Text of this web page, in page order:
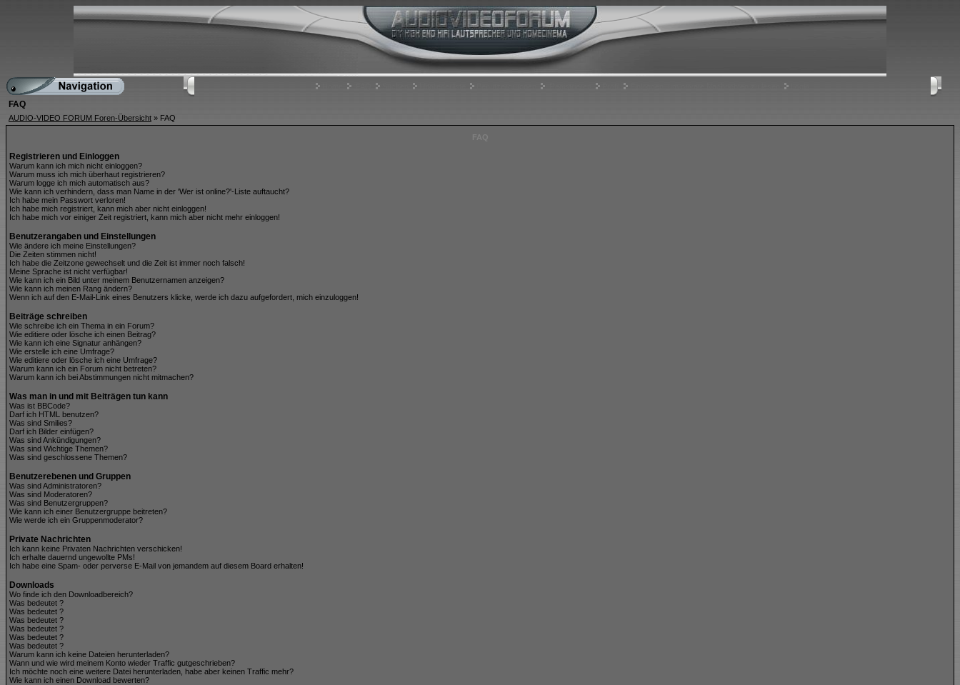
FAQ
AUDIO-VIDEO FORUM Foren-Übersicht » FAQ
Registrieren und Einloggen
Warum kann ich mich nicht einloggen?
Warum muss ich mich überhaut registrieren?
Warum logge ich mich automatisch aus?
Wie kann ich verhindern, dass man Name in der 'Wer ist online?'-Liste auftaucht?
Ich habe mein Passwort verloren!
Ich habe mich registriert, kann mich aber nicht einloggen!
Ich habe mich vor einiger Zeit registriert, kann mich aber nicht mehr einloggen!
Benutzerangaben und Einstellungen
Wie ändere ich meine Einstellungen?
Die Zeiten stimmen nicht!
Ich habe die Zeitzone gewechselt und die Zeit ist immer noch falsch!
Meine Sprache ist nicht verfügbar!
Wie kann ich ein Bild unter meinem Benutzernamen anzeigen?
Wie kann ich meinen Rang ändern?
Wenn ich auf den E-Mail-Link eines Benutzers klicke, werde ich dazu aufgefordert, mich einzuloggen!
Beiträge schreiben
Wie schreibe ich ein Thema in ein Forum?
Wie editiere oder lösche ich einen Beitrag?
Wie kann ich eine Signatur anhängen?
Wie erstelle ich eine Umfrage?
Wie editiere oder lösche ich eine Umfrage?
Warum kann ich ein Forum nicht betreten?
Warum kann ich bei Abstimmungen nicht mitmachen?
Was man in und mit Beiträgen tun kann
Was ist BBCode?
Darf ich HTML benutzen?
Was sind Smilies?
Darf ich Bilder einfügen?
Was sind Ankündigungen?
Was sind Wichtige Themen?
Was sind geschlossene Themen?
Benutzerebenen und Gruppen
Was sind Administratoren?
Was sind Moderatoren?
Was sind Benutzergruppen?
Wie kann ich einer Benutzergruppe beitreten?
Wie werde ich ein Gruppenmoderator?
Private Nachrichten
Ich kann keine Privaten Nachrichten verschicken!
Ich erhalte dauernd ungewollte PMs!
Ich habe eine Spam- oder perverse E-Mail von jemandem auf diesem Board erhalten!
Downloads
Wo finde ich den Downloadbereich?
Was bedeutet ?
Was bedeutet ?
Was bedeutet ?
Was bedeutet ?
Was bedeutet ?
Was bedeutet ?
Warum kann ich keine Dateien herunterladen?
Wann und wie wird meinem Konto wieder Traffic gutgeschrieben?
Ich möchte noch eine weitere Datei herunterladen, habe aber keinen Traffic mehr?
Wie kann ich einen Download bewerten?